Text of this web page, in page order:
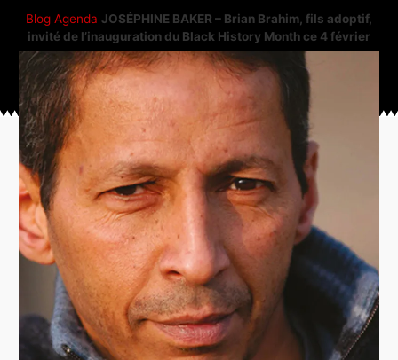
Blog Agenda JOSÉPHINE BAKER – Brian Brahim, fils adoptif,
invité de l’inauguration du Black History Month ce 4 février